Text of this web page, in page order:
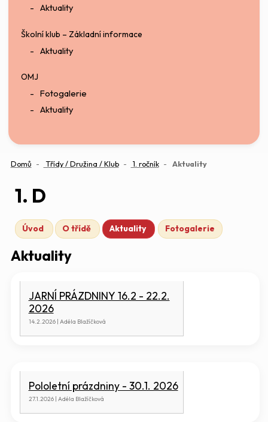
Aktuality
Školní klub – Základní informace
Aktuality
OMJ
Fotogalerie
Aktuality
Domů Třídy / Družina / Klub 1. ročník Aktuality(aktuální)
1. D
Úvod O třídě Aktuality Fotogalerie
Aktuality
JARNÍ PRÁZDNINY 16.2 - 22.2.
2026
14.2.2026 | Adéla Blažíčková
Pololetní prázdniny - 30.1. 2026
27.1.2026 | Adéla Blažíčková